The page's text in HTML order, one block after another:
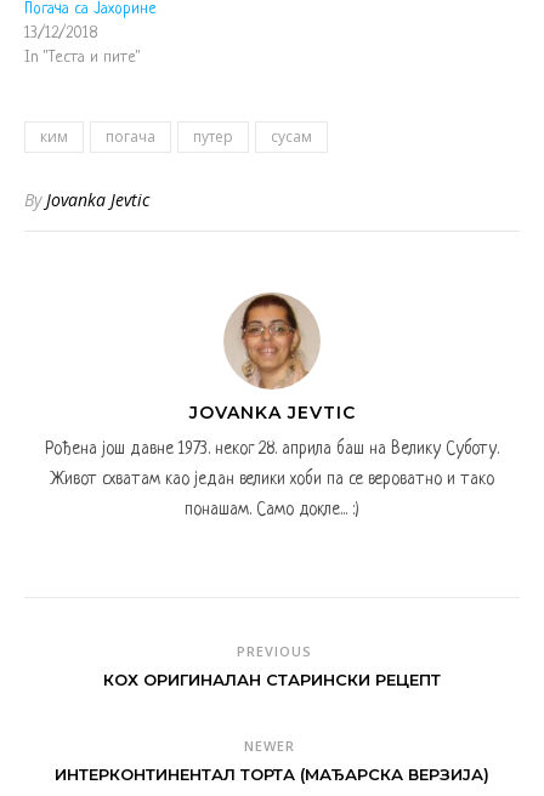
Погача са Јахорине
13/12/2018
In "Теста и пите"
ким погача путер сусам
By Jovanka Jevtic
JOVANKA JEVTIC
Рођена још давне 1973. неког 28. априла баш на Велику Суботу.
Живот схватам као један велики хоби па се вероватно и тако
понашам. Само докле... :)
PREVIOUS
КОХ ОРИГИНАЛАН СТАРИНСКИ РЕЦЕПТ
NEWER
ИНТЕРКОНТИНЕНТАЛ ТОРТА (МАЂАРСКА ВЕРЗИЈА)